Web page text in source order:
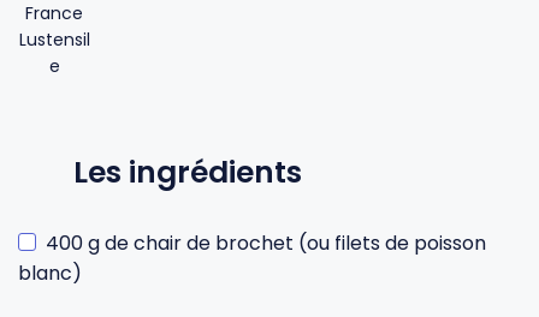
Les ingrédients
400 g de chair de brochet (ou filets de poisson
blanc)